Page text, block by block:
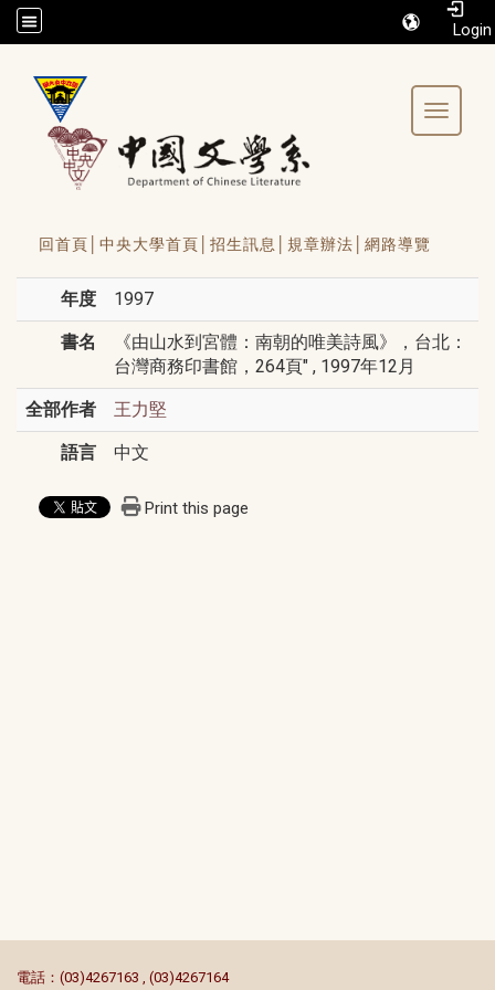
/accesskey"" title="Toolbar">:::
Toggle
回首頁│ 中央大學首頁│ 招生訊息│ 規章辦法│ 網路導覽
年度 1997
書名
《由山水到宮體：南朝的唯美詩風》，台北：
台灣商務印書館，264頁" , 1997年12月
全部作者 王力堅
語言 中文
Print this page
電話：(03)4267163 , (03)4267164